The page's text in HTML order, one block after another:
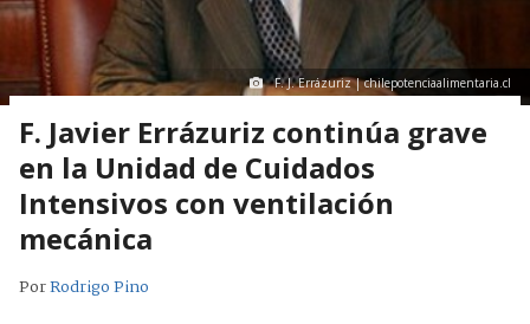
F. J. Errázuriz | chilepotenciaalimentaria.cl
F. Javier Errázuriz continúa grave
en la Unidad de Cuidados
Intensivos con ventilación
mecánica
PorRodrigo Pino